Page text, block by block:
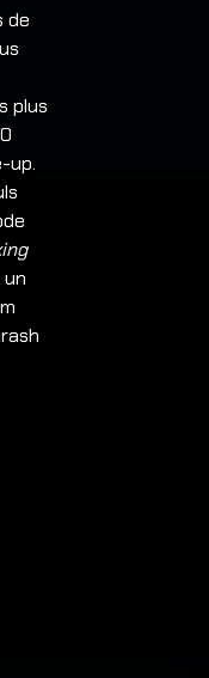
de
plus
up.
un